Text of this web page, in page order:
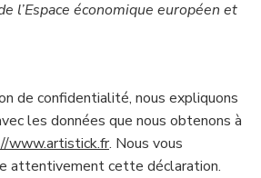
l’Espace économique européen et
de confidentialité, nous expliquons
les données que nous obtenons à
www.artistick.fr. Nous vous
attentivement cette déclaration.